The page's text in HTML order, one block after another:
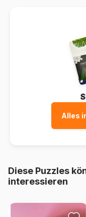
Alles
Diese Puzzles
interessieren